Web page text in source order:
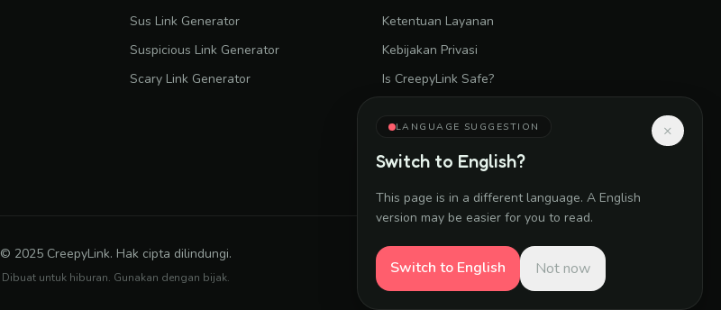
LANGUAGE SUGGESTION
Switch to English?
×
This page is in a different language. A English
version may be easier for you to read.
Switch to English Not now
Sus Link Generator
Suspicious Link Generator
Scary Link Generator
Ketentuan Layanan
Kebijakan Privasi
Is CreepyLink Safe?
Kontak
support@creepylink.online
© 2025 CreepyLink. Hak cipta dilindungi.
Dibuat untuk hiburan. Gunakan dengan bijak.